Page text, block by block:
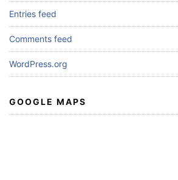
Entries feed
Comments feed
WordPress.org
GOOGLE MAPS